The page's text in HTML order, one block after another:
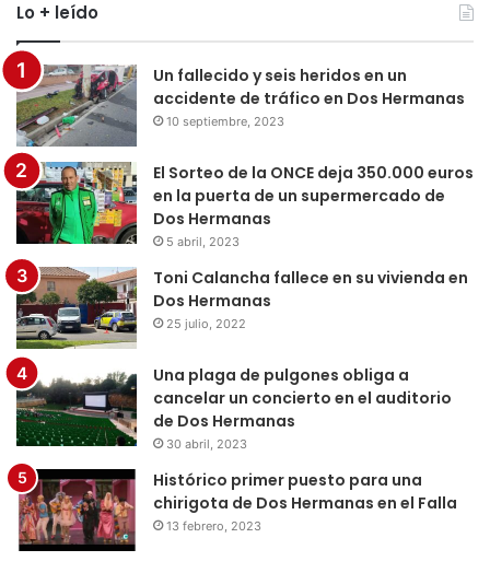
Lo + leído
Un fallecido y seis heridos en un
accidente de tráfico en Dos Hermanas
10 septiembre, 2023
El Sorteo de la ONCE deja 350.000 euros
en la puerta de un supermercado de
Dos Hermanas
5 abril, 2023
Toni Calancha fallece en su vivienda en
Dos Hermanas
25 julio, 2022
Una plaga de pulgones obliga a
cancelar un concierto en el auditorio
de Dos Hermanas
30 abril, 2023
Histórico primer puesto para una
chirigota de Dos Hermanas en el Falla
13 febrero, 2023